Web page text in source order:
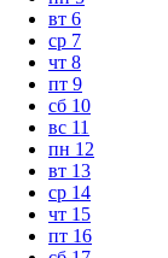
вт 6
ср 7
чт 8
пт 9
сб 10
вс 11
пн 12
вт 13
ср 14
чт 15
пт 16